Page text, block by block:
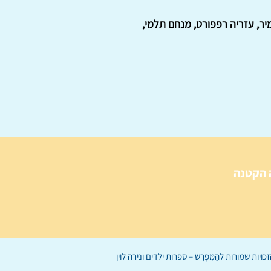
עזריה רפפורט, מנחם תלמי,
הקטנה
הַמִּפְרָשׂ – ספרות ילדים ונירה לוין